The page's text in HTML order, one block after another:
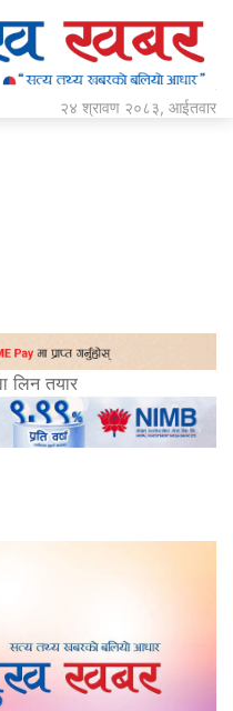
२४ श्रावण २०८३, आईतवार
लिन तयार